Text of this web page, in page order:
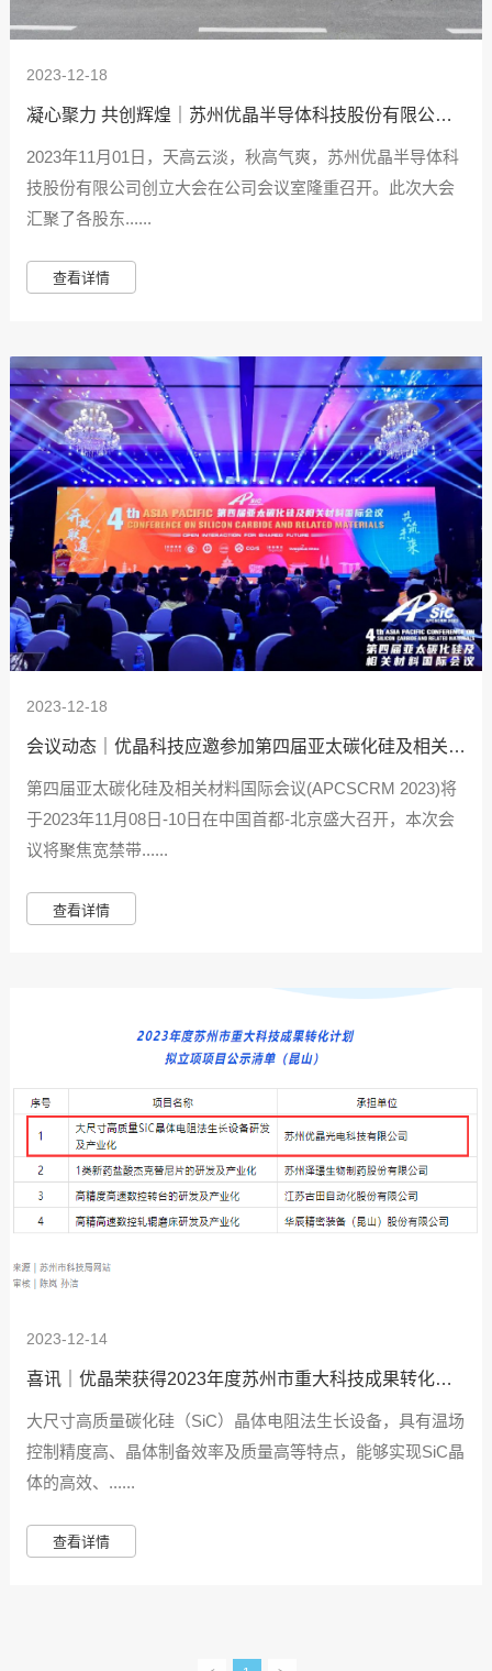
2023-12-18
凝心聚力 共创辉煌｜苏州优晶半导体科技股份有限公司
2023年11月01日，天高云淡，秋高气爽，苏州优晶半导体科
技股份有限公司创立大会在公司会议室隆重召开。此次大会
汇聚了各股东......
查看详情
2023-12-18
会议动态｜优晶科技应邀参加第四届亚太碳化硅及相关材
第四届亚太碳化硅及相关材料国际会议(APCSCRM 2023)将
于2023年11月08日-10日在中国首都-北京盛大召开，本次会
议将聚焦宽禁带......
查看详情
2023-12-14
喜讯｜优晶荣获得2023年度苏州市重大科技成果转化计
大尺寸高质量碳化硅（SiC）晶体电阻法生长设备，具有温场
控制精度高、晶体制备效率及质量高等特点，能够实现SiC晶
体的高效、......
查看详情